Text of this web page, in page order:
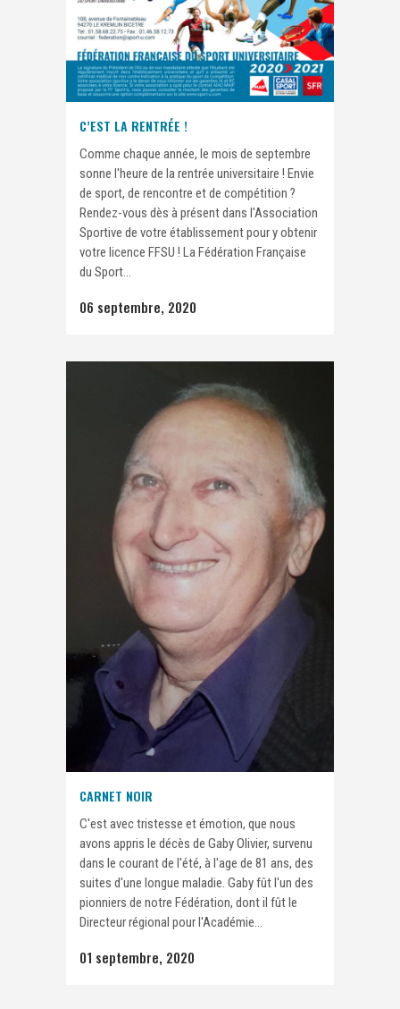
C’EST LA RENTRÉE !
Comme chaque année, le mois de septembre
sonne l'heure de la rentrée universitaire ! Envie
de sport, de rencontre et de compétition ?
Rendez-vous dès à présent dans l'Association
Sportive de votre établissement pour y obtenir
votre licence FFSU ! La Fédération Française
du Sport...
06 septembre, 2020
CARNET NOIR
C'est avec tristesse et émotion, que nous
avons appris le décès de Gaby Olivier, survenu
dans le courant de l'été, à l'age de 81 ans, des
suites d'une longue maladie. Gaby fût l'un des
pionniers de notre Fédération, dont il fût le
Directeur régional pour l'Académie...
01 septembre, 2020